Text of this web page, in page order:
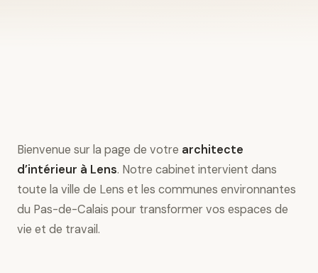
Bienvenue sur la page de votre architecte
d’intérieur à Lens. Notre cabinet intervient dans
toute la ville de Lens et les communes environnantes
du Pas-de-Calais pour transformer vos espaces de
vie et de travail.